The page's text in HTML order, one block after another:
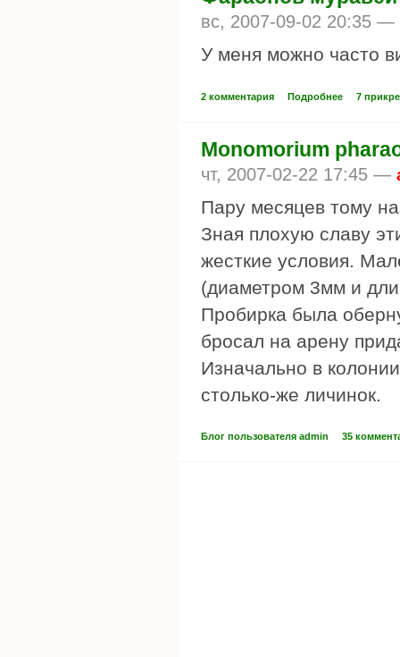
вс, 2007-09-02 20:35 —
У меня можно часто
2 комментария Подробнее 7
Monomorium
чт, 2007-02-22 17:45 —
Пару месяцев тому
Зная плохую славу
жесткие условия.
(диаметром 3мм и
Пробирка была
бросал на арену
Изначально в
столько-же личинок.
Блог пользователя admin 35